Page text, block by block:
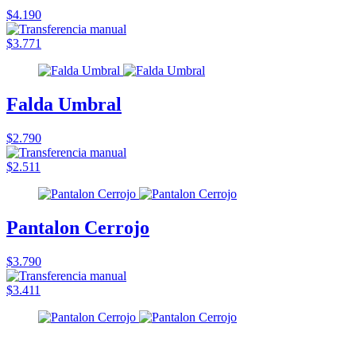
$4.190
$3.771
Falda Umbral
$2.790
$2.511
Pantalon Cerrojo
$3.790
$3.411